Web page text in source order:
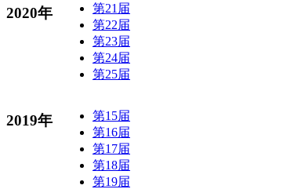
2020年
第21届
第22届
第23届
第24届
第25届
2019年
第15届
第16届
第17届
第18届
第19届